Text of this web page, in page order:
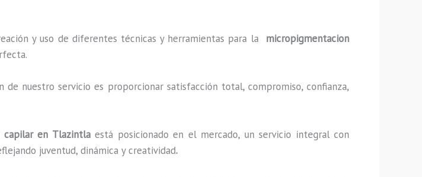
y uso de diferentes técnicas y herramientas para la micropigmentacion
nuestro servicio es proporcionar satisfacción total, compromiso, confianza,
capilar en Tlazintlaestá posicionado en el mercado, un servicio integral con
juventud, dinámica y creatividad.